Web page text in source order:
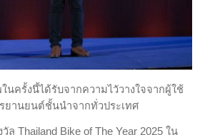
นครั้งนึ้ได้รับจากความไวัวางใจจากผู้ใช้
ยานยนต์ชั้นนำจากทั่วประเทศ
ล Thailand Bike of The Year 2025 ใน